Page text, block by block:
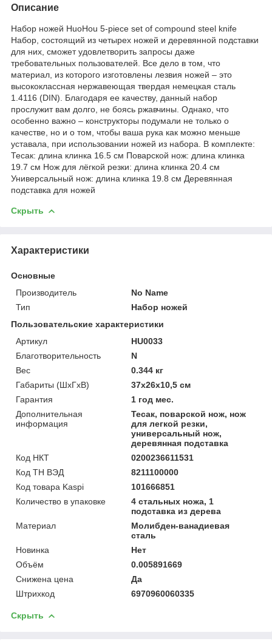
Описание
Набор ножей HuoHou 5-piece set of compound steel knife
Набор, состоящий из четырех ножей и деревянной подставки
для них, сможет удовлетворить запросы даже
требовательных пользователей. Все дело в том, что
материал, из которого изготовлены лезвия ножей – это
высококлассная нержавеющая твердая немецкая сталь
1.4116 (DIN). Благодаря ее качеству, данный набор
прослужит вам долго, не боясь ржавчины. Однако, что
особенно важно – конструкторы подумали не только о
качестве, но и о том, чтобы ваша рука как можно меньше
уставала, при использовании ножей из набора. В комплекте:
Тесак: длина клинка 16.5 см Поварской нож: длина клинка
19.7 см Нож для лёгкой резки: длина клинка 20.4 см
Универсальный нож: длина клинка 19.8 см Деревянная
подставка для ножей
Скрыть
Характеристики
Основные
Производитель
No Name
Тип
Набор ножей
Пользовательские характеристики
Артикул
HU0033
Благотворительность
N
Вес
0.344 кг
Габариты (ШхГхВ)
37х26х10,5 см
Гарантия
1 год мес.
Дополнительная
информация
Тесак, поварской нож, нож
для легкой резки,
универсальный нож,
деревянная подставка
Код НКТ
0200236611531
Код ТН ВЭД
8211100000
Код товара Kaspi
101666851
Количество в упаковке
4 стальных ножа, 1
подставка из дерева
Материал
Молибден-ванадиевая
сталь
Новинка
Нет
Объём
0.005891669
Снижена цена
Да
Штрихкод
6970960060335
Скрыть